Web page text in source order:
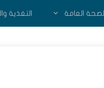
الصحة العامة التغذية